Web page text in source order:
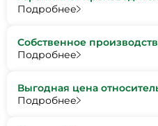
Подробнее
Собственное
Подробнее
Выгодная цена
Подробнее